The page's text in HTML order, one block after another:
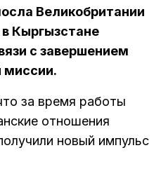
Великобритании
Кыргызстане
с завершением
миссии.
за время работы
отношения
новый импульс